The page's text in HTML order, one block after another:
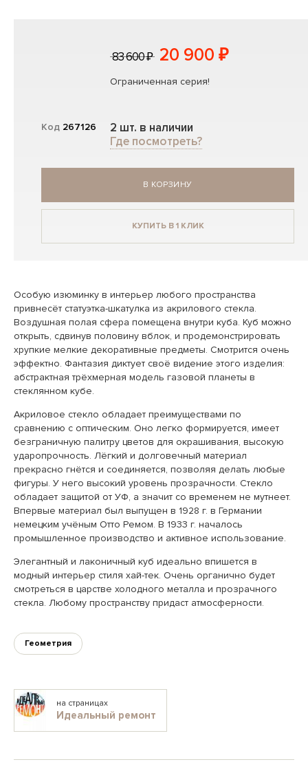
Код 267126
83 600 ₽ 20 900 ₽
Ограниченная серия!
2 шт. в наличии
Где посмотреть?
В КОРЗИНУ
КУПИТЬ В 1 КЛИК
Особую изюминку в интерьер любого пространства
привнесёт статуэтка-шкатулка из акрилового стекла.
Воздушная полая сфера помещена внутри куба. Куб можно
открыть, сдвинув половину вблок, и продемонстрировать
хрупкие мелкие декоративные предметы. Смотрится очень
эффектно. Фантазия диктует своё видение этого изделия:
абстрактная трёхмерная модель газовой планеты в
стеклянном кубе.
Акриловое стекло обладает преимуществами по
сравнению с оптическим. Оно легко формируется, имеет
безграничную палитру цветов для окрашивания, высокую
ударопрочность. Лёгкий и долговечный материал
прекрасно гнётся и соединяется, позволяя делать любые
фигуры. У него высокий уровень прозрачности. Стекло
обладает защитой от УФ, а значит со временем не мутнеет.
Впервые материал был выпущен в 1928 г. в Германии
немецким учёным Отто Ремом. В 1933 г. началось
промышленное производство и активное использование.
Элегантный и лаконичный куб идеально впишется в
модный интерьер стиля хай-тек. Очень органично будет
смотреться в царстве холодного металла и прозрачного
стекла. Любому пространству придаст атмосферности.
Геометрия
на страницах
Идеальный ремонт